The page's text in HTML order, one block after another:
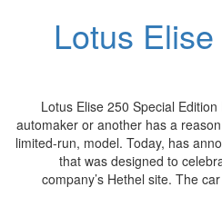
Lotus
Lotus Elise 250 Special
automaker or another has a
limited-run, model. Today, has
that was designed to
company’s Hethel site. The